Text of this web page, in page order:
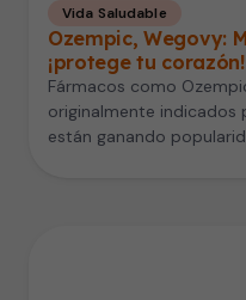
Vida Saludable
Ozempic, Wegovy:
¡protege tu corazón!
Fármacos como
originalmente indicados
están ganando